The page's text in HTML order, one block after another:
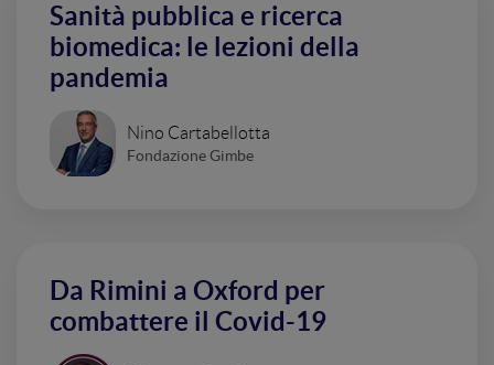
Sanità pubblica e ricerca
biomedica: le lezioni della
pandemia
Nino Cartabellotta
Fondazione Gimbe
Da Rimini a Oxford per
combattere il Covid-19